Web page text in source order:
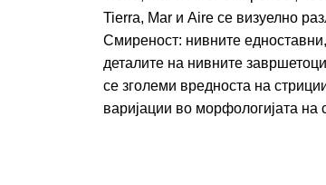
Tierra, Mar и Aire се визуелно
Смиреност: нивните
деталите на нивните
се зголеми вредноста на
варијации во морфологијата на